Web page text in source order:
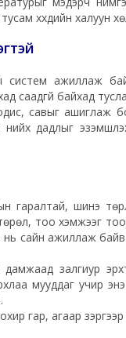
хүүхдийн
систем ажиллаж
саадгүй байхад
савыг ашиглаж
нийх дадлыг
гаралтай, шинэ
тоо хэмжээг
ажиллаж байвал
залгиур
мууддаг учир
гар, агаар